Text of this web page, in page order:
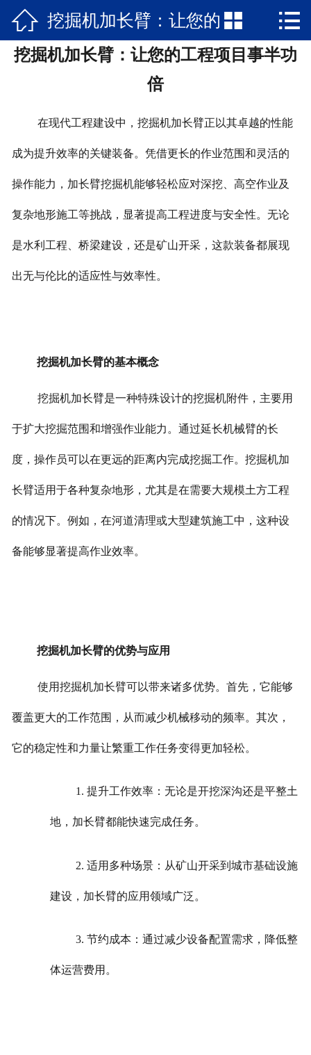
 网站首页
关于我们
产品中心
公司文化
 挖掘机加长臂：让您的
工程项目事半功倍
 
挖掘机加长臂：让您的工程项目事半功
倍
在现代工程建设中，挖掘机加长臂正以其卓越的性能
成为提升效率的关键装备。凭借更长的作业范围和灵活的
操作能力，加长臂挖掘机能够轻松应对深挖、高空作业及
复杂地形施工等挑战，显著提高工程进度与安全性。无论
是水利工程、桥梁建设，还是矿山开采，这款装备都展现
出无与伦比的适应性与效率性。
挖掘机加长臂的基本概念
挖掘机加长臂是一种特殊设计的挖掘机附件，主要用
于扩大挖掘范围和增强作业能力。通过延长机械臂的长
度，操作员可以在更远的距离内完成挖掘工作。 挖掘机加
长臂适用于各种复杂地形，尤其是在需要大规模土方工程
的情况下。例如，在河道清理或大型建筑施工中，这种设
备能够显著提高作业效率。
挖掘机加长臂的优势与应用
使用挖掘机加长臂可以带来诸多优势。首先，它能够
覆盖更大的工作范围，从而减少机械移动的频率。其次，
它的稳定性和力量让繁重工作任务变得更加轻松。
1. 提升工作效率：无论是开挖深沟还是平整土
地，加长臂都能快速完成任务。
2. 适用多种场景：从矿山开采到城市基础设施
建设，加长臂的应用领域广泛。
3. 节约成本：通过减少设备配置需求，降低整
体运营费用。